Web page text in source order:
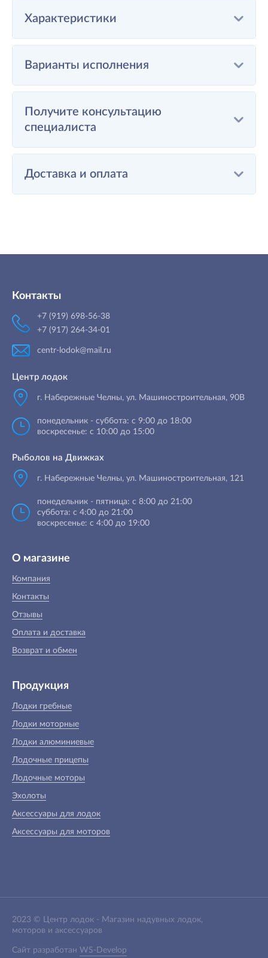
Характеристики
Варианты исполнения
Получите консультацию
специалиста
Доставка и оплата
Контакты
+7 (919) 698-56-38
+7 (917) 264-34-01
centr-lodok@mail.ru
Центр лодок
г. Набережные Челны, ул. Машиностроительная, 90B
понедельник - суббота: с 9:00 до 18:00
воскресенье: с 10:00 до 15:00
Рыболов на Движках
г. Набережные Челны, ул. Машиностроительная, 121
понедельник - пятница: с 8:00 до 21:00
суббота: с 4:00 до 21:00
воскресенье: с 4:00 до 19:00
О магазине
Компания
Контакты
Отзывы
Оплата и доставка
Возврат и обмен
Продукция
Лодки гребные
Лодки моторные
Лодки алюминиевые
Лодочные прицепы
Лодочные моторы
Эхолоты
Аксессуары для лодок
Аксессуары для моторов
2023 © Центр лодок - Магазин надувных лодок,
моторов и аксессуаров
Сайт разработан WS-Develop